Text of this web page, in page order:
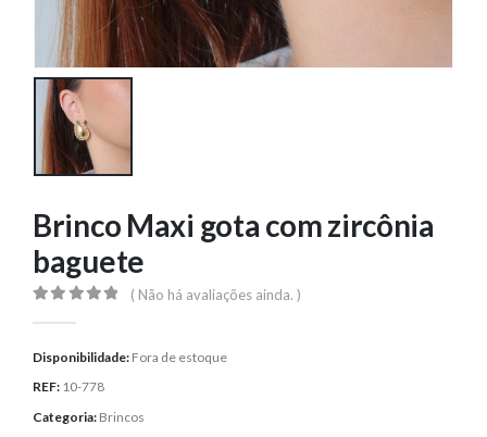
Brinco Maxi gota com zircônia
baguete
( Não há avaliações ainda. )
Disponibilidade: Fora de estoque
REF: 10-778
Categoria: Brincos